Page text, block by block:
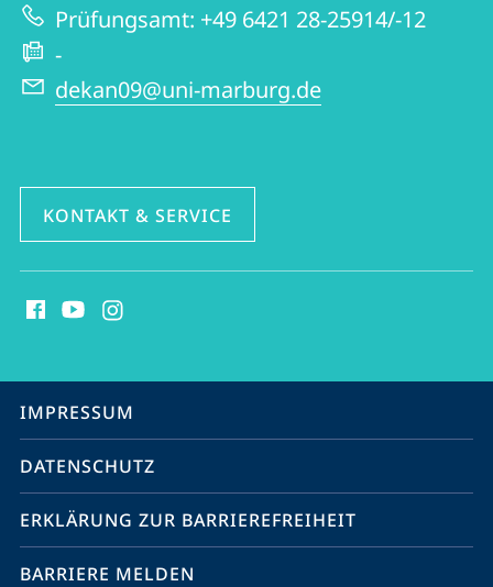
Prüfungsamt: +49 6421 28-25914/-12
-
dekan09@uni-marburg.de
KONTAKT & SERVICE
Media
Service-
Navigation
IMPRESSUM
DATENSCHUTZ
ERKLÄRUNG ZUR BARRIEREFREIHEIT
BARRIERE MELDEN